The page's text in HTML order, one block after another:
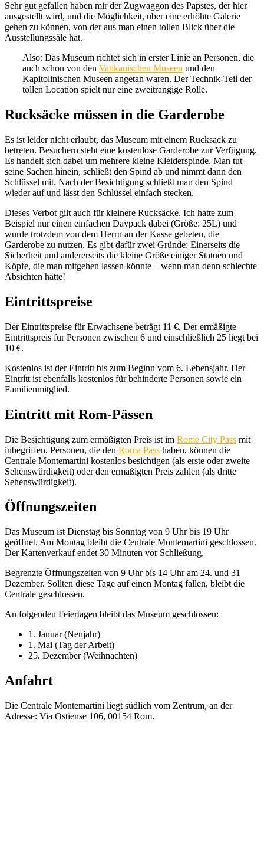
Sehr gut gefallen haben mir der Zugwaggon des Papstes, der hier
ausgestellt wird, und die Möglichkeit, über eine erhöhte Galerie
gehen zu können, von der aus man einen tollen Blick über die
Ausstellungssäle hat.
Also: Das Museum richtet sich in erster Linie an Personen, die
auch schon von den Vatikanischen Museen und den
Kapitolinischen Museen angetan waren. Der Technik-Teil der
tollen Location spielt nur eine zweitrangige Rolle.
Rucksäcke müssen in die Garderobe
Es ist leider nicht erlaubt, das Museum mit einem Rucksack zu
betreten. Besuchern steht eine kostenlose Garderobe zur Verfügung.
Es handelt sich dabei um mehrere kleine Kleiderspinde. Man tut
seine Sachen hinein, schließt den Spind ab und nimmt dann den
Schlüssel mit. Nach der Besichtigung schließt man den Spind
wieder auf und lässt den Schlüssel einfach stecken.
Dieses Verbot gilt auch für kleinere Rucksäcke. Ich hatte zum
Beispiel nur einen einfachen Daypack dabei (Größe: 25L) und
wurde trotzdem von dem Herrn an der Kasse gebeten, die
Garderobe zu nutzen. Es gibt dafür zwei Gründe: Einerseits die
Sicherheit und andererseits die kleine Größe einiger Statuen und
Köpfe, die man mitgehen lassen könnte – wenn man denn schlechte
Absichten hätte!
Eintrittspreise
Der Eintrittspreise für Erwachsene beträgt 11 €. Der ermäßigte
Eintrittspreis für Personen zwischen 6 und einschließlich 25 liegt bei
10 €.
Kostenlos ist der Eintritt bis zum Beginn vom 6. Lebensjahr. Der
Eintritt ist ebenfalls kostenlos für behinderte Personen sowie ein
Familienmitglied.
Eintritt mit Rom-Pässen
Die Besichtigung zum ermäßigten Preis ist im Rome City Pass mit
inbegriffen. Personen, die den Roma Pass haben, können die
Centrale Montemartini kostenlos besichtigen (als erste oder zweite
Sehenswürdigkeit) oder den ermäßigten Preis zahlen (als dritte
Sehenswürdigkeit).
Öffnungszeiten
Das Museum ist Dienstag bis Sonntag von 9 Uhr bis 19 Uhr
geöffnet. Am Montag bleibt die Centrale Montemartini geschlossen.
Der Kartenverkauf endet 30 Minuten vor Schließung.
Begrenzte Öffnungszeiten von 9 Uhr bis 14 Uhr am 24. und 31
Dezember. Sollten diese Tage auf einen Montag fallen, bleibt die
Centrale geschlossen.
An folgenden Feiertagen bleibt das Museum geschlossen:
1. Januar (Neujahr)
1. Mai (Tag der Arbeit)
25. Dezember (Weihnachten)
Anfahrt
Die Centrale Montemartini liegt südlich vom Zentrum, an der
Adresse: Via Ostiense 106, 00154 Rom.